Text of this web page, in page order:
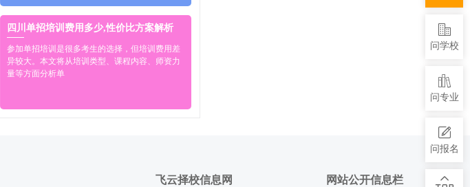
四川单招培训费用多少,性价比方案解析
参加单招培训是很多考生的选择，但培训费用差
异较大。本文将从培训类型、课程内容、师资力
量等方面分析单
飞云择校信息网 网站公开信息栏
问学校
问专业
问报名